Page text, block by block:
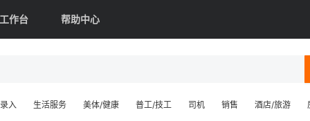
工作台 帮助中心
入 生活服务 美体/健康 普工/技工 司机 销售 酒店/旅游